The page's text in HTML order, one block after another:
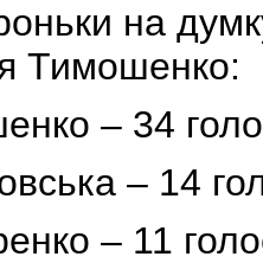
на
Тимошенко:
– 34
– 14
– 11